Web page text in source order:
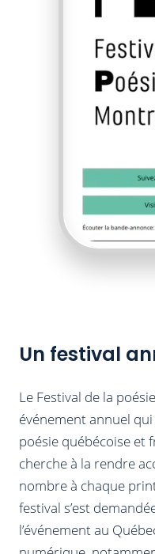
Un festival
Le Festival de la
événement annuel
poésie québécoise et
cherche à la rendre
nombre à chaque
festival s’est
l’événement au